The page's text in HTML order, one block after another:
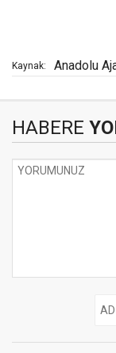
Kaynak: Anadolu
HABERE